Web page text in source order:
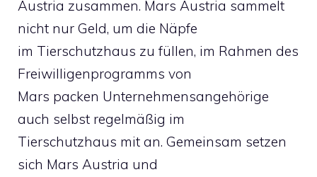
Austria zusammen. Mars Austria sammelt
nicht nur Geld, um die Näpfe
im Tierschutzhaus zu füllen, im Rahmen des
Freiwilligenprogramms von
Mars packen Unternehmensangehörige
auch selbst regelmäßig im
Tierschutzhaus mit an. Gemeinsam setzen
sich Mars Austria und